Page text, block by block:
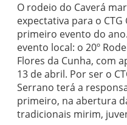
O rodeio do Caverá
expectativa para o
primeiro evento do
evento local: o 20º
Flores da Cunha, com
13 de abril. Por ser o
Serrano terá a
primeiro, na abertura
tradicionais mirim,